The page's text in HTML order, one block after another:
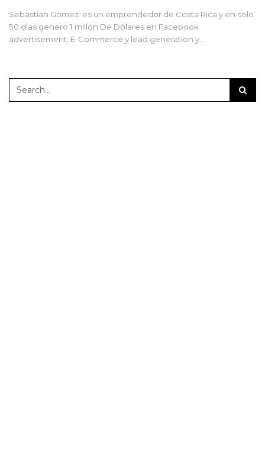
Sebastian Gomez es un emprendedor de Costa Rica y en solo
50 días genero 1 millón De Dólares en Facebook
advertisement, E-Commerce y lead generation y…